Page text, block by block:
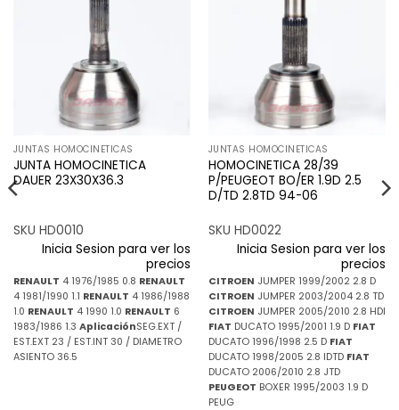
JUNTAS HOMOCINETICAS
JUNTA HOMOCINETICA
DAUER 23X30X36.3
SKU HD0010
Inicia Sesion para ver los
precios
RENAULT 4 1976/1985 0.8 RENAULT
4 1981/1990 1.1 RENAULT 4 1986/1988
1.0 RENAULT 4 1990 1.0 RENAULT 6
1983/1986 1.3 AplicaciónSEG.EXT /
EST.EXT 23 / EST.INT 30 / DIAMETRO
ASIENTO 36.5
JUNTAS HOMOCINETICAS
HOMOCINETICA 28/39
P/PEUGEOT BO/ER 1.9D 2.5
D/TD 2.8TD 94-06
SKU HD0022
Inicia Sesion para ver los
precios
CITROEN JUMPER 1999/2002 2.8 D
CITROEN JUMPER 2003/2004 2.8 TD
CITROEN JUMPER 2005/2010 2.8 HDI
FIAT DUCATO 1995/2001 1.9 D FIAT
DUCATO 1996/1998 2.5 D FIAT
DUCATO 1998/2005 2.8 IDTD FIAT
DUCATO 2006/2010 2.8 JTD
PEUGEOT BOXER 1995/2003 1.9 D
PEUG